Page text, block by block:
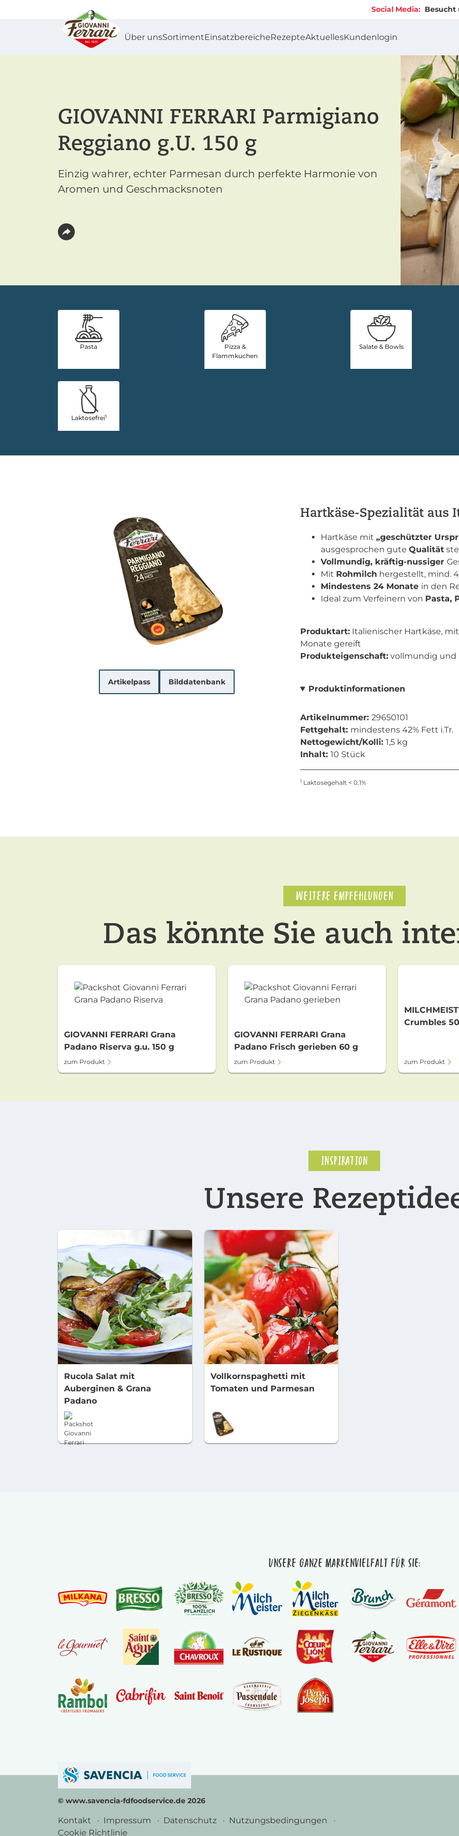
Social Media: Besucht uns auch
Über unsSortimentEinsatzbereicheRezepteAktuellesKundenlogin
GIOVANNI FERRARI Parmigiano
Reggiano g.U. 150 g
Einzig wahrer, echter Parmesan durch perfekte Harmonie von
Aromen und Geschmacksnoten
Pasta
Pizza &
Flammkuchen
Salate & Bowls
Laktosefrei1
Artikelpass Bilddatenbank
Hartkäse-Spezialität aus
Hartkäse mit „geschützter
ausgesprochen gute Qualität
Vollmundig, kräftig-nussiger
Mit Rohmilch hergestellt, mind.
Mindestens 24 Monate in den
Ideal zum Verfeinern von Pasta,
Produktart:Italienischer Hartkäse,
Monate gereift
Produkteigenschaft:vollmundig und
Produktinformationen
Artikelnummer: 29650101
Fettgehalt: mindestens 42% Fett i.Tr.
Nettogewicht/Kolli: 1,5 kg
Inhalt: 10 Stück
1Laktosegehalt < 0,1%
WEITERE EMPFEHLUNGEN
Das könnte Sie auch
GIOVANNI FERRARI Grana
Padano Riserva g.u. 150 g
zum Produkt
GIOVANNI FERRARI Grana
Padano Frisch gerieben 60 g
zum Produkt
Crumbles
zum Produkt
INSPIRATION
Unsere
Rucola Salat mit
Auberginen & Grana
Padano
Vollkornspaghetti mit
Tomaten und Parmesan
Unsere ganze Markenvielfalt für Sie:
© www.savencia-fdfoodservice.de 2026
Kontakt Impressum Datenschutz
Nutzungsbedingungen
Cookie Richtlinie